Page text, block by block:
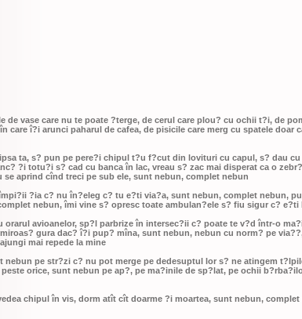
vase care nu te poate ?terge, de cerul care plou? cu ochii t?i, de
care î?i arunci paharul de cafea, de pisicile care merg cu spatele doar
ta, s? pun pe pere?i chipul t?u f?cut din lovituri cu capul, s? dau
?i totu?i s? cad cu banca în lac, vreau s? zac mai disperat ca o
aprind cînd treci pe sub ele, sunt nebun, complet nebun
?ia c? nu în?eleg c? tu e?ti via?a, sunt nebun, complet nebun,
nebun, îmi vine s? opresc toate ambulan?ele s? fiu sigur c? e?ti
avioanelor, sp?l parbrize în intersec?ii c? poate te v?d într-o
gura dac? î?i pup? mîna, sunt nebun, nebun cu norm? pe
mai repede la mine
pe str?zi c? nu pot merge pe dedesuptul lor s? ne atingem
orice, sunt nebun pe ap?, pe ma?inile de sp?lat, pe ochii
chipul în vis, dorm atît cît doarme ?i moartea, sunt nebun,